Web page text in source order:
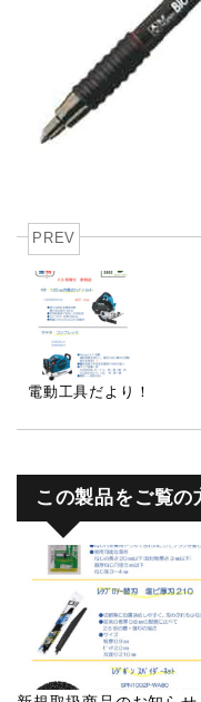
PREV
電動工具だより！
この製品をご覧の